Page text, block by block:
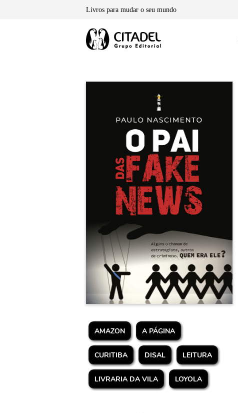
Livros para mudar o seu mundo
AMAZON A PÁGINA
CURITIBA DISAL LEITURA
LIVRARIA DA VILA LOYOLA